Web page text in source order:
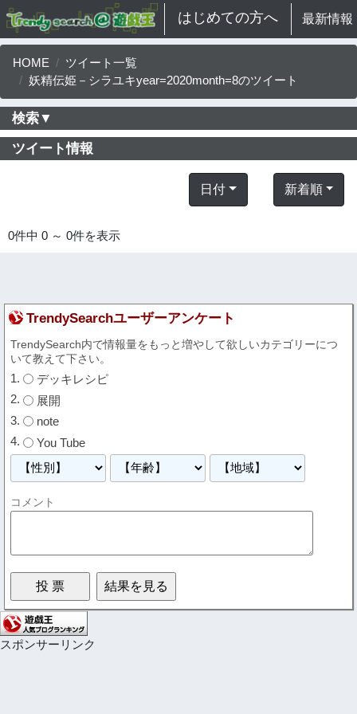
はじめての方へ 最新情報
HOME
ツイート一覧
妖精伝姫－シラユキyear=2020month=8のツイート
TrendySearchユーザーアンケート
TrendySearch内で情報量をもっと増やして欲しいカテゴリーにつ
いて教えて下さい。
デッキレシピ
展開
note
You Tube
コメント
スポンサーリンク
検索▼
ツイート情報
日付 新着順
0件中 0 ～ 0件を表示